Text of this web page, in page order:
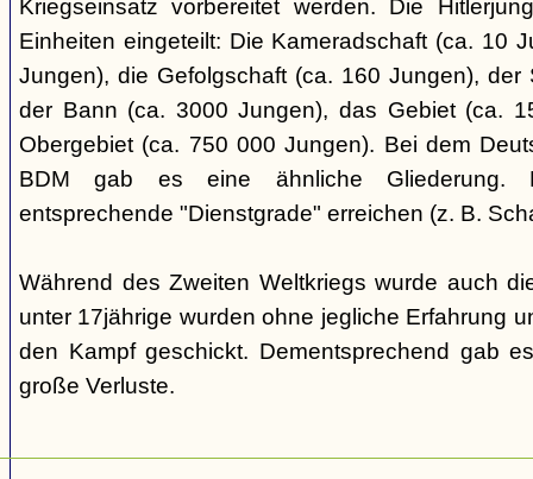
Kriegseinsatz vorbereitet werden. Die
Einheiten eingeteilt: Die Kameradschaft (ca. 10
Jungen), die Gefolgschaft (ca. 160 Jungen), der
der Bann (ca. 3000 Jungen), das Gebiet (ca.
Obergebiet (ca. 750 000 Jungen). Bei dem
BDM gab es eine ähnliche Gliederung.
entsprechende "Dienstgrade" erreichen (z. B.
Während des Zweiten Weltkriegs wurde auch
unter 17jährige wurden ohne jegliche Erfahrung
den Kampf geschickt. Dementsprechend gab
große Verluste.